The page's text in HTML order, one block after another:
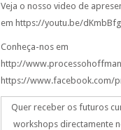
Veja o nosso video de
em https://youtu.be/
Conheça-nos em
http://
https://www.facebook.com/
Quer receber os futuros
workshops directamente